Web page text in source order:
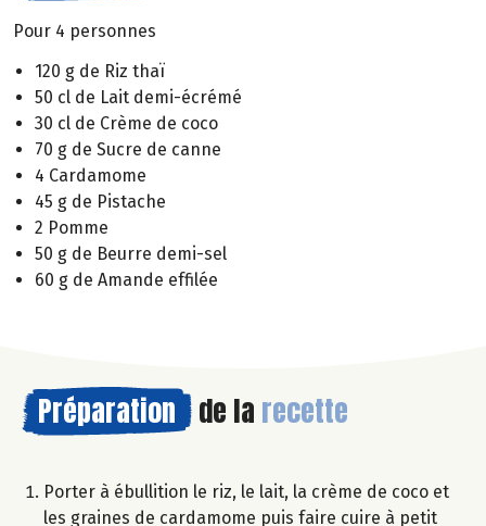
Pour 4 personnes
120 g de Riz thaï
50 cl de Lait demi-écrémé
30 cl de Crème de coco
70 g de Sucre de canne
4 Cardamome
45 g de Pistache
2 Pomme
50 g de Beurre demi-sel
60 g de Amande effilée
Préparation de la recette
Porter à ébullition le riz, le lait, la crème de coco et
les graines de cardamome puis faire cuire à petit